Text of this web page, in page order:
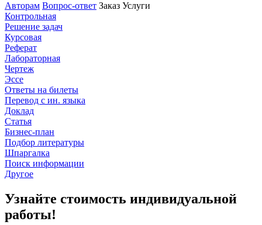
Авторам Вопрос-ответ Заказ Услуги
Контрольная
Решение задач
Курсовая
Реферат
Лабораторная
Чертеж
Эссе
Ответы на билеты
Перевод с ин. языка
Доклад
Статья
Бизнес-план
Подбор литературы
Шпаргалка
Поиск информации
Другое
Узнайте стоимость индивидуальной
работы!